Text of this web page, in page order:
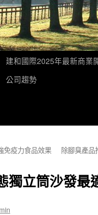
建和國際2025年最新商業
公司趨勢
免疫力食品效果
除腳臭產品
獨立筒沙發最